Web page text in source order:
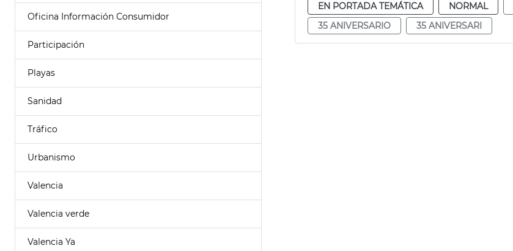
Oficina Información Consumidor
Participación
Playas
Sanidad
Tráfico
Urbanismo
Valencia
Valencia verde
Valencia Ya
EN PORTADA TEMÁTICA
NORMAL
35 ANIVERSARIO
35 ANIVERSARI